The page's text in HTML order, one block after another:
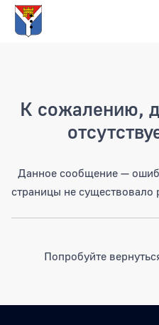
К сожалению,
Данное сообщение —
страницы не существовало
Попробуйте